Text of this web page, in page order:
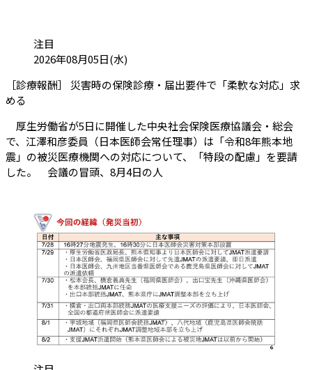
カテゴリ:
注目
投稿日:2026年08月05日(水)
［診療報酬］ 災害時の保険診療・届出要件で「柔軟な対応」求
める
厚生労働省が5日に開催した中央社会保険医療協議会・総会
で、江澤和彦委員（日本医師会常任理事）は「令和8年熊本地
震」の被災医療機関への対応について、「特段の配慮」を要請
した。 会議の冒頭、8月4日の人